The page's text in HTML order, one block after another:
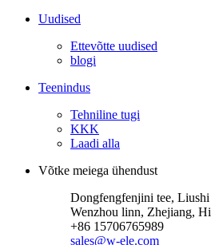
Uudised
Ettevõtte uudised
blogi
Teenindus
Tehniline tugi
KKK
Laadi alla
Võtke meiega ühendust
Dongfengfenjini tee,
Wenzhou linn, Zhejiang,
+86 15706765989
sales@w-ele.com